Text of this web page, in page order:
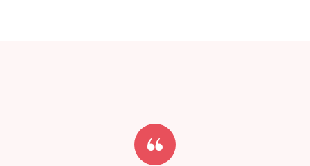
Start by trying our service for 30 days free trial no credit card
required.